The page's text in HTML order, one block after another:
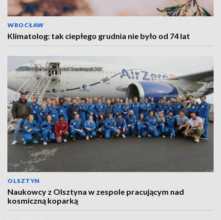
WROCŁAW
Klimatolog: tak ciepłego grudnia nie było od 74 lat
OLSZTYN
Naukowcy z Olsztyna w zespole pracującym nad
kosmiczną koparką